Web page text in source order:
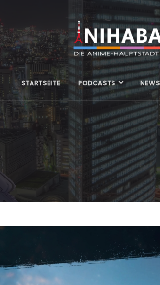
STARTSEITE PODCASTS NEWS